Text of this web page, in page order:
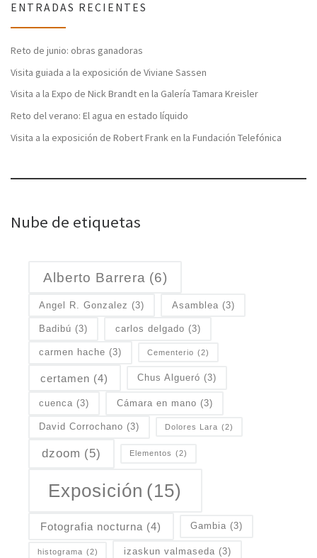
ENTRADAS RECIENTES
Reto de junio: obras ganadoras
Visita guiada a la exposición de Viviane Sassen
Visita a la Expo de Nick Brandt en la Galería Tamara Kreisler
Reto del verano: El agua en estado líquido
Visita a la exposición de Robert Frank en la Fundación Telefónica
Nube de etiquetas
Alberto Barrera (6)
Angel R. Gonzalez (3) Asamblea (3)
Badibú (3) carlos delgado (3)
carmen hache (3) Cementerio (2)
certamen (4) Chus Algueró (3)
cuenca (3) Cámara en mano (3)
David Corrochano (3) Dolores Lara (2)
dzoom (5) Elementos (2)
Exposición (15)
Fotografia nocturna (4) Gambia (3)
histograma (2) izaskun valmaseda (3)